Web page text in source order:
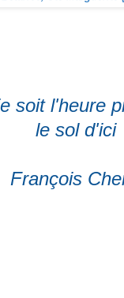
soit l'heure
le sol d'ici
François